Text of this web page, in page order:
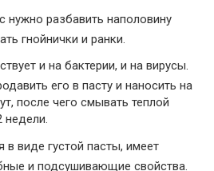
нужно разбавить наполовину
гнойнички и ранки.
и на бактерии, и на вирусы.
его в пасту и наносить на
после чего смывать теплой
недели.
в виде густой пасты, имеет
и подсушивающие свойства.